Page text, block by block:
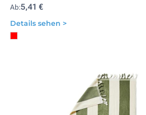
Ab:5,41 €
Details sehen >